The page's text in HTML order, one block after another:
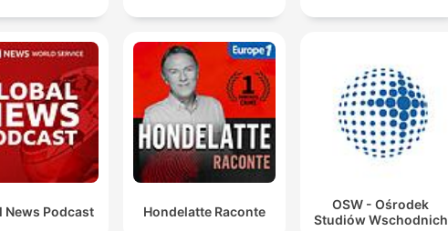
News Podcast Hondelatte Raconte
OSW - Ośrodek
Studiów Wschodnich